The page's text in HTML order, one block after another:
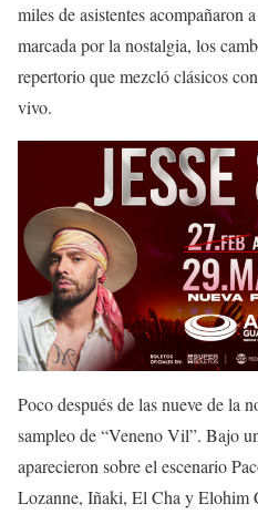
miles de asistentes acompañaron
marcada por la nostalgia, los
repertorio que mezcló clásicos
vivo.
Poco después de las nueve de la
sampleo de “Veneno Vil”. Bajo
aparecieron sobre el escenario
Lozanne, Iñaki, El Cha y Elohim